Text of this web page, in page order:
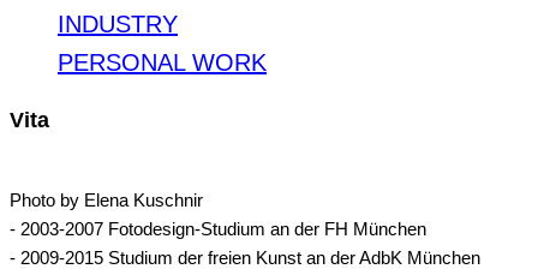
INDUSTRY
PERSONAL WORK
Vita
Photo by Elena Kuschnir
- 2003-2007 Fotodesign-Studium an der FH München
- 2009-2015 Studium der freien Kunst an der AdbK München